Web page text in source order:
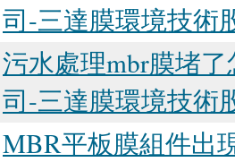
司-三達膜環境技術
污水處理mbr膜堵
司-三達膜環境技術
MBR平板膜組件出